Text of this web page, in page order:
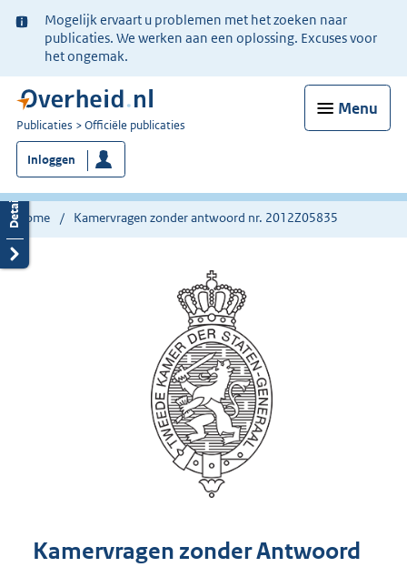
Ter
informatie:
Mogelijk ervaart u problemen met het zoeken naar
publicaties. We werken aan een oplossing. Excuses voor
het ongemak.
Menu
U
bent
nu
hier:
Publicaties Officiële publicaties
Inloggen
Home Kamervragen zonder antwoord nr. 2012Z05835
Kamervragen zonder Antwoord